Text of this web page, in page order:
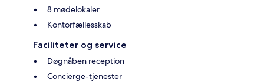
8 mødelokaler
Kontorfællesskab
Faciliteter og service
Døgnåben reception
Concierge-tjenester